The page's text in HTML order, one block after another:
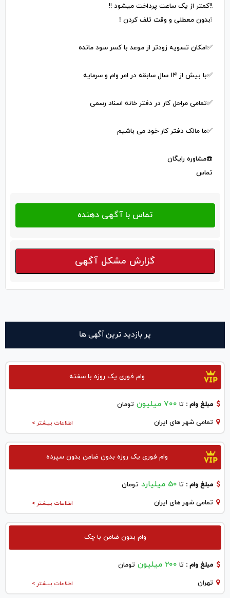
‼️کمتر از یک ساعت پرداخت میشود ‼️
❕بدون معطلی و وقت تلف کردن ❕
✅امکان تسویه زودتر از موعد با کسر سود مانده
✅با بیش از ۱۴ سال سابقه در امر وام و سرمایه
✅تمامی مراحل کار در دفتر خانه اسناد رسمی
✅ما مالک دفتر کار خود می باشیم
☎️مشاوره رایگان
تماس
گزارش مشکل آگهی
پر بازدید ترین آگهی ها
وام فوری یک روزه با سفته
مبلغ وام : تا 700 میلیون تومان
اطلاعات بیشتر > تمامی شهر های ایران
وام فوری یک روزه بدون ضامن بدون سپرده
مبلغ وام : تا 50 میلیارد تومان
اطلاعات بیشتر > تمامی شهر های ایران
وام بدون ضامن با چک
مبلغ وام : تا 200 میلیون تومان
اطلاعات بیشتر > تهران